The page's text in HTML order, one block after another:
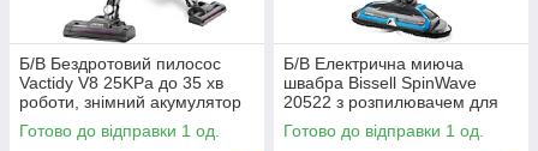
Б/В Бездротовий пилосос
Vactidy V8 25KPa до 35 хв
роботи, знімний акумулятор
2200 mAh, для шерсті
тварин, зелений
Готово до відправки 1 од.
Б/В Електрична миюча
швабра Bissell SpinWave
20522 з розпилювачем для
ламінату та плитки, 105 Вт
для твердих підлог
Готово до відправки 1 од.